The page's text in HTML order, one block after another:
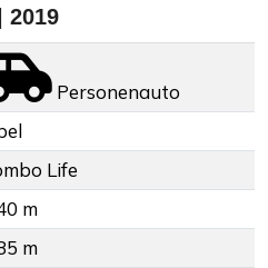
2019
Personenauto
Life
m
m